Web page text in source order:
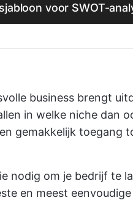
voor SWOT-
business brengt
in welke niche dan
gemakkelijk toegang
nodig om je bedrijf te
en meest